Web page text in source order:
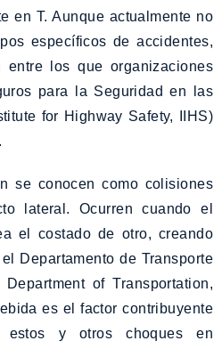
en T. Aunque actualmente no
específicos de accidentes,
entre los que organizaciones
para la Seguridad en las
for Highway Safety, IIHS)
se conocen como colisiones
lateral. Ocurren cuando el
el costado de otro, creando
Departamento de Transporte
of Transportation,
es el factor contribuyente
estos y otros choques en